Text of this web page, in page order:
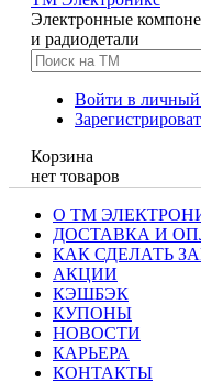
Электронные
и радиодетали
Войти в личный
Корзина
нет товаров
О ТМ
ДОСТАВКА И
КАК СДЕЛАТЬ
АКЦИИ
КЭШБЭК
КУПОНЫ
НОВОСТИ
КАРЬЕРА
КОНТАКТЫ